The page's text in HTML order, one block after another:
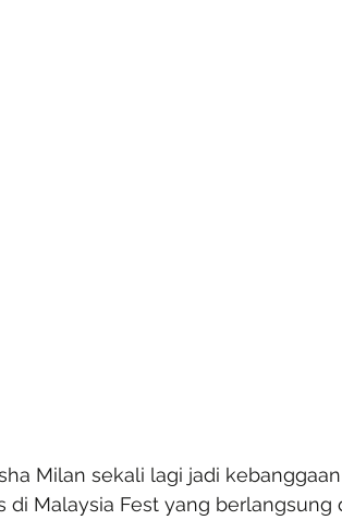
Milan sekali lagi jadi
di Malaysia Fest yang